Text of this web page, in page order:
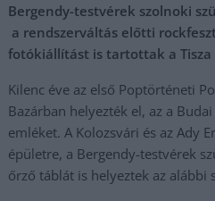
Bergendy-testvérek szolnoki
a rendszerváltás előtti
fotókiállítást is tartottak a Tisza
Kilenc éve az első Poptörténeti
Bazárban helyezték el, az a
emléket. A Kolozsvári és az Ady
épületre, a Bergendy-testvérek
őrző táblát is helyeztek az alábbi